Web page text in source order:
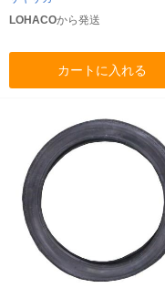
LOHACOから発送
カートに入れる